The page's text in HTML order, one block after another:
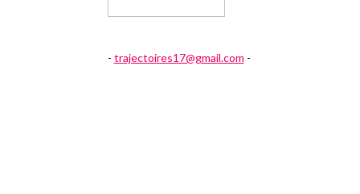
- trajectoires17@gmail.com -